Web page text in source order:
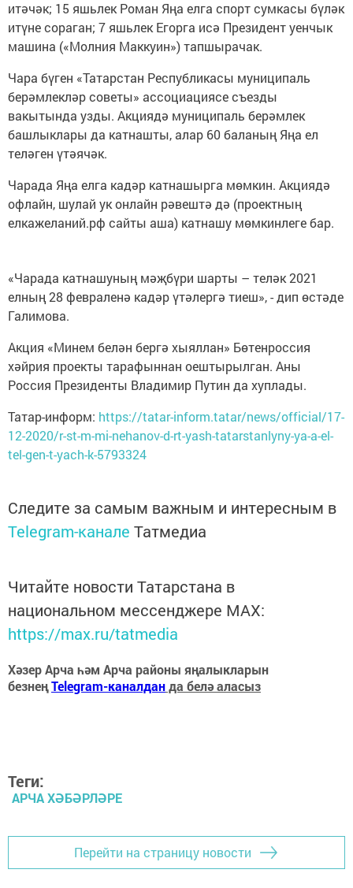
итәчәк; 15 яшьлек Роман Яңа елга спорт сумкасы бүләк
итүне сораган; 7 яшьлек Егорга исә Президент уенчык
машина («Молния Маккуин») тапшырачак.
Чара бүген «Татарстан Республикасы муниципаль
берәмлекләр советы» ассоциациясе съезды
вакытында узды. Акциядә муниципаль берәмлек
башлыклары да катнашты, алар 60 баланың Яңа ел
теләген үтәячәк.
Чарада Яңа елга кадәр катнашырга мөмкин. Акциядә
офлайн, шулай ук онлайн рәвештә дә (проектның
елкажеланий.рф сайты аша) катнашу мөмкинлеге бар.
«Чарада катнашуның мәҗбүри шарты – теләк 2021
елның 28 февраленә кадәр үтәлергә тиеш», - дип өстәде
Галимова.
Акция «Минем белән бергә хыяллан» Бөтенроссия
хәйрия проекты тарафыннан оештырылган. Аны
Россия Президенты Владимир Путин да хуплады.
Татар-информ: https://tatar-inform.tatar/news/official/17-
12-2020/r-st-m-mi-nehanov-d-rt-yash-tatarstanlyny-ya-a-el-
tel-gen-t-yach-k-5793324
Следите за самым важным и интересным в
Telegram-канале Татмедиа
Читайте новости Татарстана в
национальном мессенджере MАХ:
https://max.ru/tatmedia
Хәзер Арча һәм Арча районы яңалыкларын
безнеңTelegram-каналданда белә аласыз
Теги:
АРЧА ХӘБӘРЛӘРЕ
Перейти на страницу новости